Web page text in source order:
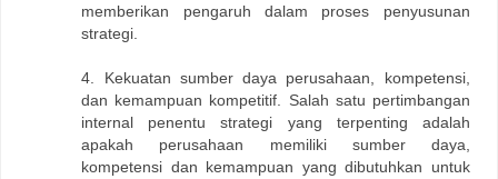
memberikan pengaruh dalam proses penyusunan
strategi.
4. Kekuatan sumber daya perusahaan, kompetensi,
dan kemampuan kompetitif. Salah satu pertimbangan
internal penentu strategi yang terpenting adalah
apakah perusahaan memiliki sumber daya,
kompetensi dan kemampuan yang dibutuhkan untuk